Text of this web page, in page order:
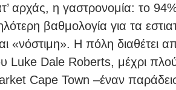
αρχάς, η γαστρονομία: το
βαθμολογία για τα
«νόστιμη». Η πόλη διαθέτει
Luke Dale Roberts, μέχρι
Cape Town –έναν